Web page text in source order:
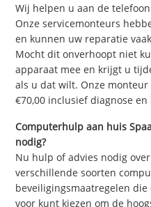
Wij helpen u aan de
Onze servicemonteurs
en kunnen uw reparatie
Mocht dit onverhoopt niet
apparaat mee en krijgt u
als u dat wilt. Onze
€70,00 inclusief diagnose
Computerhulp aan huis
nodig?
Nu hulp of advies nodig
verschillende soorten
beveiligingsmaatregelen
voor kunt kiezen om de